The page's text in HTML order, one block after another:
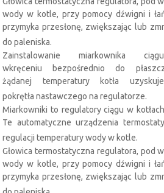
wody w kotle, przy pomocy dźwigni i
przymyka przesłonę, zwiększając lub
do paleniska.
Zainstalowanie miarkownika
wkręceniu bezpośrednio do
żądanej temperatury kotła
pokrętła nastawczego na regulatorze.
Miarkowniki to regulatory ciągu w
Te automatyczne urządzenia
regulacji temperatury wody w kotle.
Głowica termostatyczna regulatora, pod
wody w kotle, przy pomocy dźwigni i
przymyka przesłonę, zwiększając lub